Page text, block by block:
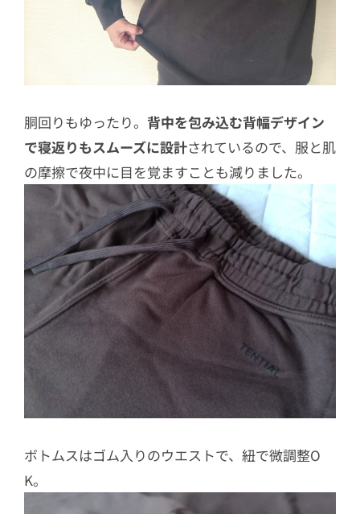
胴回りもゆったり。 背中を包み込む背幅デザイン
で寝返りもスムーズに設計されているので、服と肌
の摩擦で夜中に目を覚ますことも減りました。
ボトムスはゴム入りのウエストで、紐で微調整O
K。